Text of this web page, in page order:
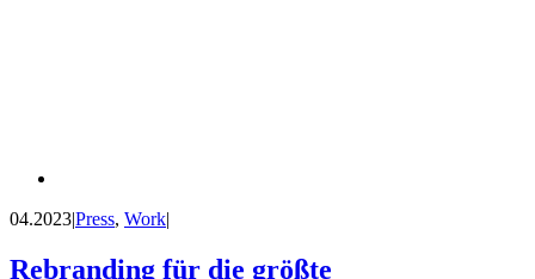
04.2023|Press, Work|
Rebranding für die größte